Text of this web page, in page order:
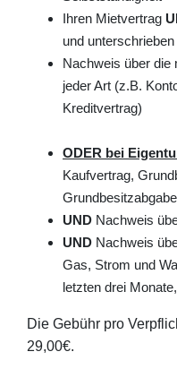
Ihren Mietvertrag
und
Nachweis über die
jeder Art (z.B.
Kreditvertrag)
ODER bei
Kaufvertrag,
UND Nachweis
UND Nachweis
Gas, Strom und
letzten drei
Die Gebühr pro
29,00€.